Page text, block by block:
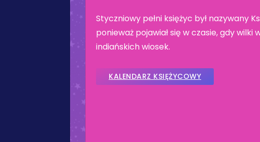
Styczniowy pełni księżyc był nazywany
ponieważ pojawiał się w czasie, gdy wilki
indiańskich wiosek.
KALENDARZ KSIĘŻYCOWY